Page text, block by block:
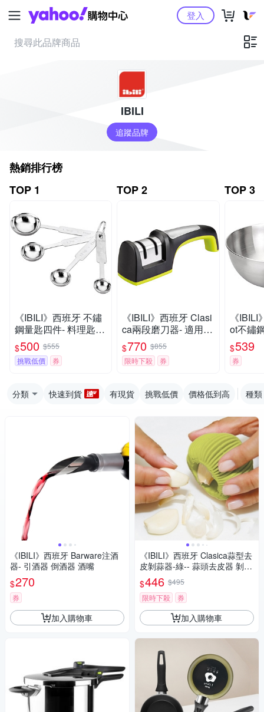
Yahoo購物中心登入
IBILI
追蹤品牌
熱銷排行榜
TOP 1
《IBILI》西班牙 不鏽
鋼量匙四件- 料理匙
量勺 量杓
$500 $555
挑戰低價
券
TOP 2
《IBILI》西班牙 Clasi
ca兩段磨刀器- 適用陶
瓷刀、金屬刀
$770 $855
限時下殺
券
TOP 3
《
ot不鏽
碗 湯碗
$539
券
分類 快速到貨 有現貨 挑戰低價 價格低到高 種類
《IBILI》西班牙 Barware注酒
器- 引酒器 倒酒器 酒嘴
$270
券
加入購物車
《IBILI》西班牙 Clasica蒜型去
皮剝蒜器-綠-- 蒜頭去皮器 剝蒜
神器
$446 $495
限時下殺
券
加入購物車